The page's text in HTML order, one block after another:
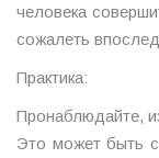
человека
сожалеть
Практика:
Пронаблюдайте,
Это может быть